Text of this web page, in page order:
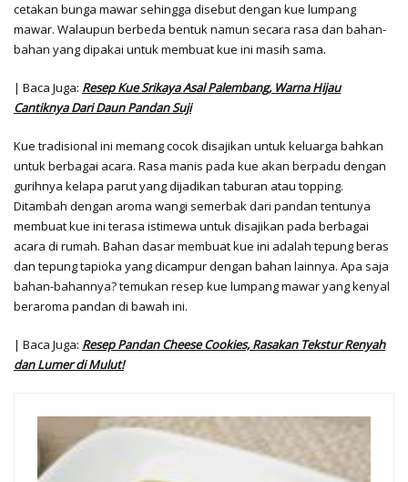
cetakan bunga mawar sehingga disebut dengan kue lumpang
mawar. Walaupun berbeda bentuk namun secara rasa dan bahan-
bahan yang dipakai untuk membuat kue ini masih sama.
| Baca Juga: Resep Kue Srikaya Asal Palembang, Warna Hijau
Cantiknya Dari Daun Pandan Suji
Kue tradisional ini memang cocok disajikan untuk keluarga bahkan
untuk berbagai acara. Rasa manis pada kue akan berpadu dengan
gurihnya kelapa parut yang dijadikan taburan atau topping.
Ditambah dengan aroma wangi semerbak dari pandan tentunya
membuat kue ini terasa istimewa untuk disajikan pada berbagai
acara di rumah. Bahan dasar membuat kue ini adalah tepung beras
dan tepung tapioka yang dicampur dengan bahan lainnya. Apa saja
bahan-bahannya? temukan resep kue lumpang mawar yang kenyal
beraroma pandan di bawah ini.
| Baca Juga: Resep Pandan Cheese Cookies, Rasakan Tekstur Renyah
dan Lumer di Mulut!